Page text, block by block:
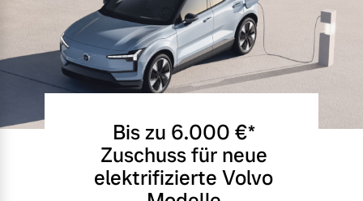
Bis zu 6.000 €⁠*
Zuschuss für neue
elektrifizierte Volvo